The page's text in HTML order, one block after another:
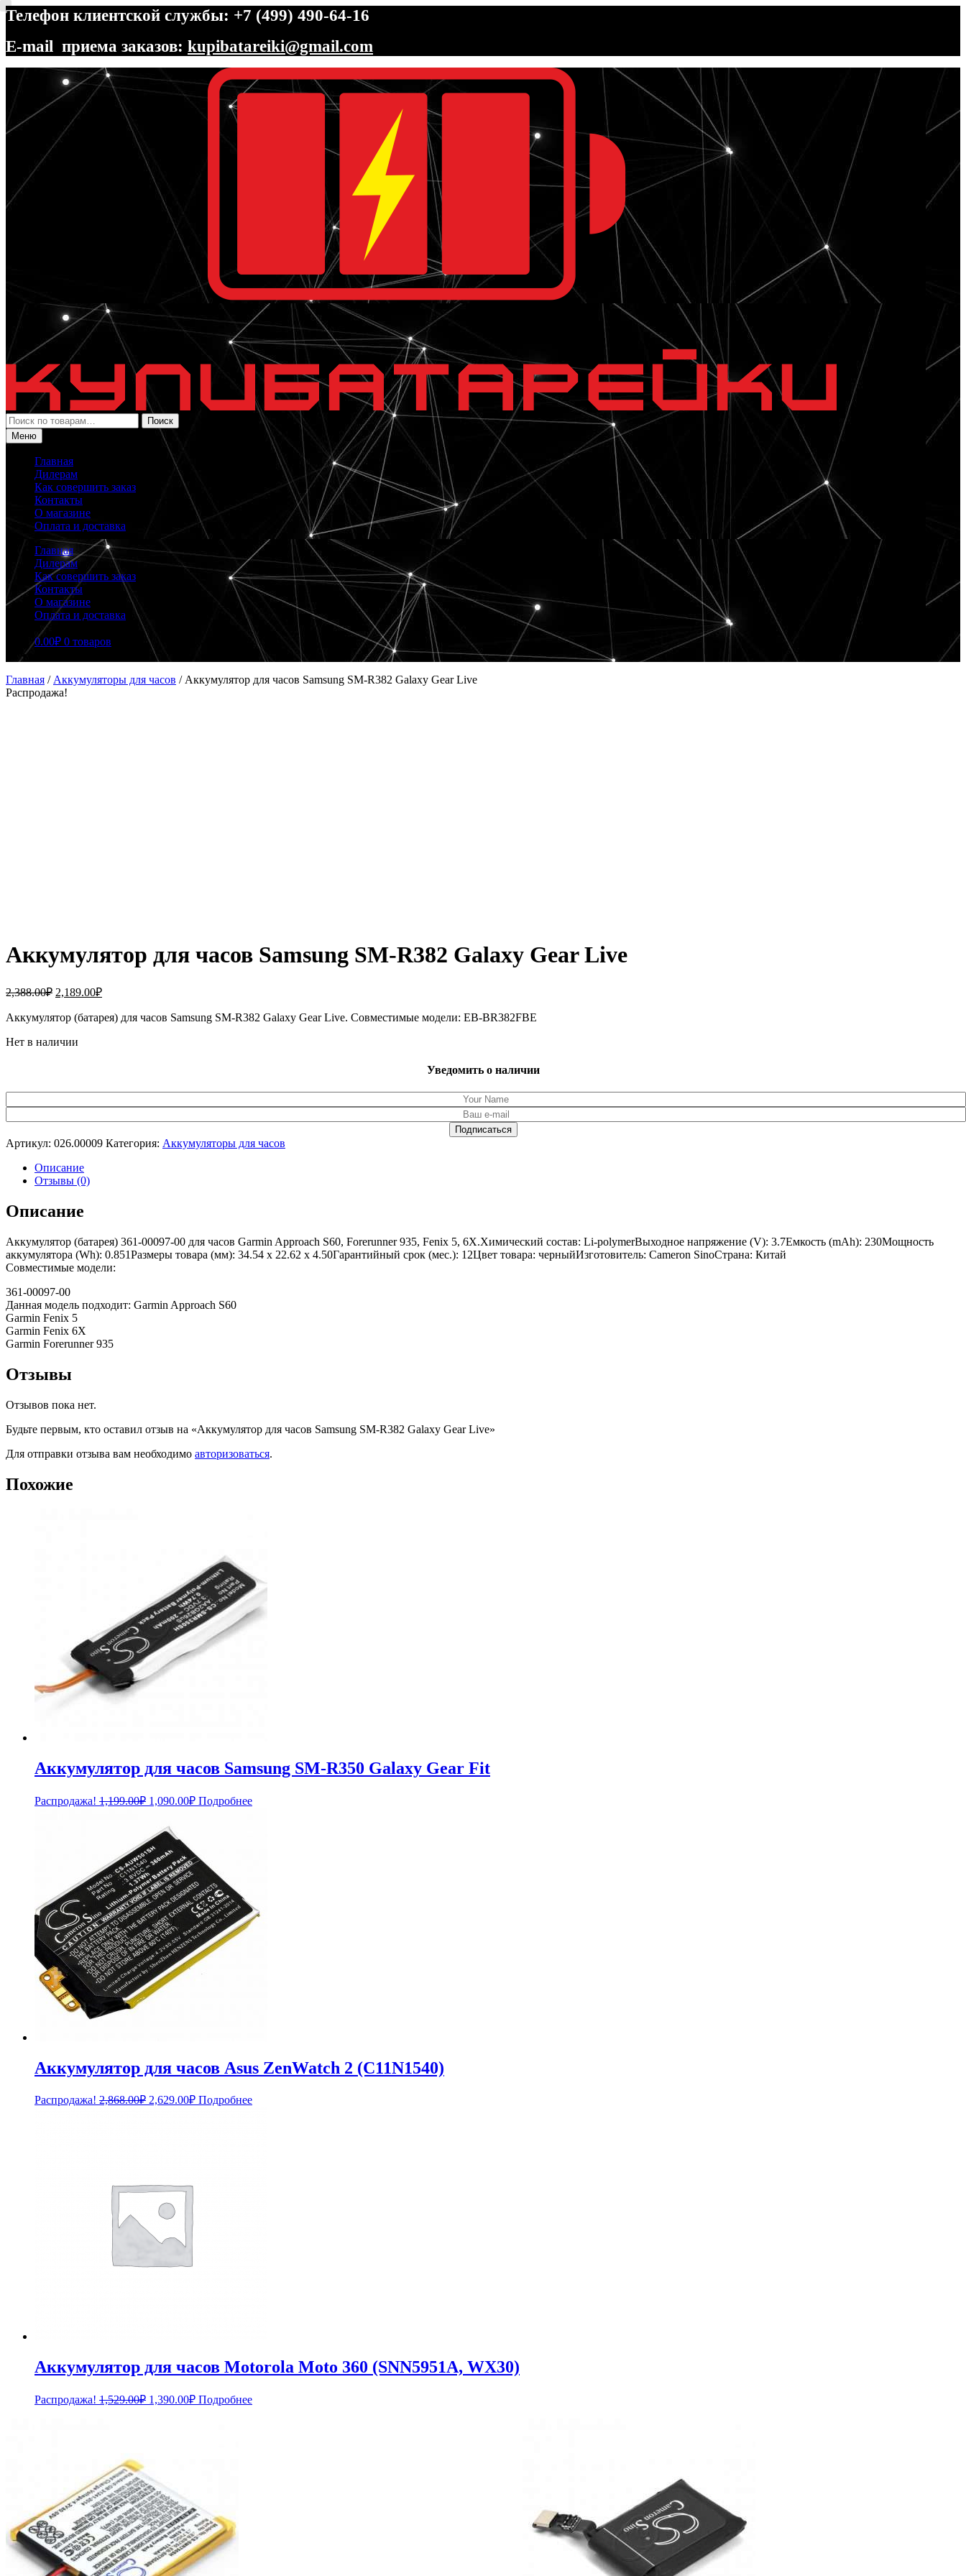
Телефон клиентской службы: +7 (499) 490-64-16
E-mail приема заказов: kupibatareiki@gmail.com
Перейти
навигации
Перейти
содержимому
Искать:
Поиск
Меню
Главная
Дилерам
Как совершить заказ
Контакты
О магазине
Оплата и доставка
Главная
Дилерам
Как совершить заказ
Контакты
О магазине
Оплата и доставка
0.00₽ 0 товаров
Главная / Аккумуляторы для часов / Аккумулятор для часов Samsung SM-R382 Galaxy Gear Live
Распродажа!
Аккумулятор для часов Samsung SM-R382 Galaxy Gear Live
2,388.00₽ Первоначальная
составляла
2,189.00₽Текущая
2,189.00₽.
Аккумулятор (батарея) для часов Samsung SM-R382 Galaxy Gear Live. Совместимые модели: EB-BR382FBE
Нет в наличии
Уведомить о наличии
Артикул: 026.00009 Категория: Аккумуляторы для часов
Описание
Отзывы (0)
Описание
Аккумулятор (батарея) 361-00097-00 для часов Garmin Approach S60, Forerunner 935, Fenix 5, 6X.Химический состав: Li-polymerВыходное напряжение (V): 3.7Емкость (mAh): 230Мощность
аккумулятора (Wh): 0.851Размеры товара (мм): 34.54 x 22.62 x 4.50Гарантийный срок (мес.): 12Цвет товара: черныйИзготовитель: Cameron SinoСтрана: Китай
Совместимые модели:
361-00097-00
Данная модель подходит: Garmin Approach S60
Garmin Fenix 5
Garmin Fenix 6X
Garmin Forerunner 935
Отзывы
Отзывов пока нет.
Будьте первым, кто оставил отзыв на «Аккумулятор для часов Samsung SM-R382 Galaxy Gear Live»
Для отправки отзыва вам необходимо авторизоваться.
Похожие
Аккумулятор для часов Samsung SM-R350 Galaxy Gear Fit
Распродажа! 1,199.00₽ Первоначальная
составляла
1,199.00₽.
1,090.00₽Текущая
цена:
Подробнее
Аккумулятор для часов Asus ZenWatch 2 (C11N1540)
Распродажа! 2,868.00₽ Первоначальная
2,629.00₽Текущая
Подробнее
Аккумулятор для часов Motorola Moto 360 (SNN5951A, WX30)
Распродажа! 1,529.00₽ Первоначальная
1,390.00₽Текущая
цена:
Подробнее